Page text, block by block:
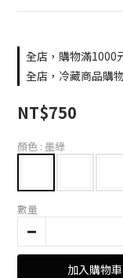
全店，購物滿1000
全店，冷藏商品購
NT$750
顏色 : 墨綠
數量
加入購物車